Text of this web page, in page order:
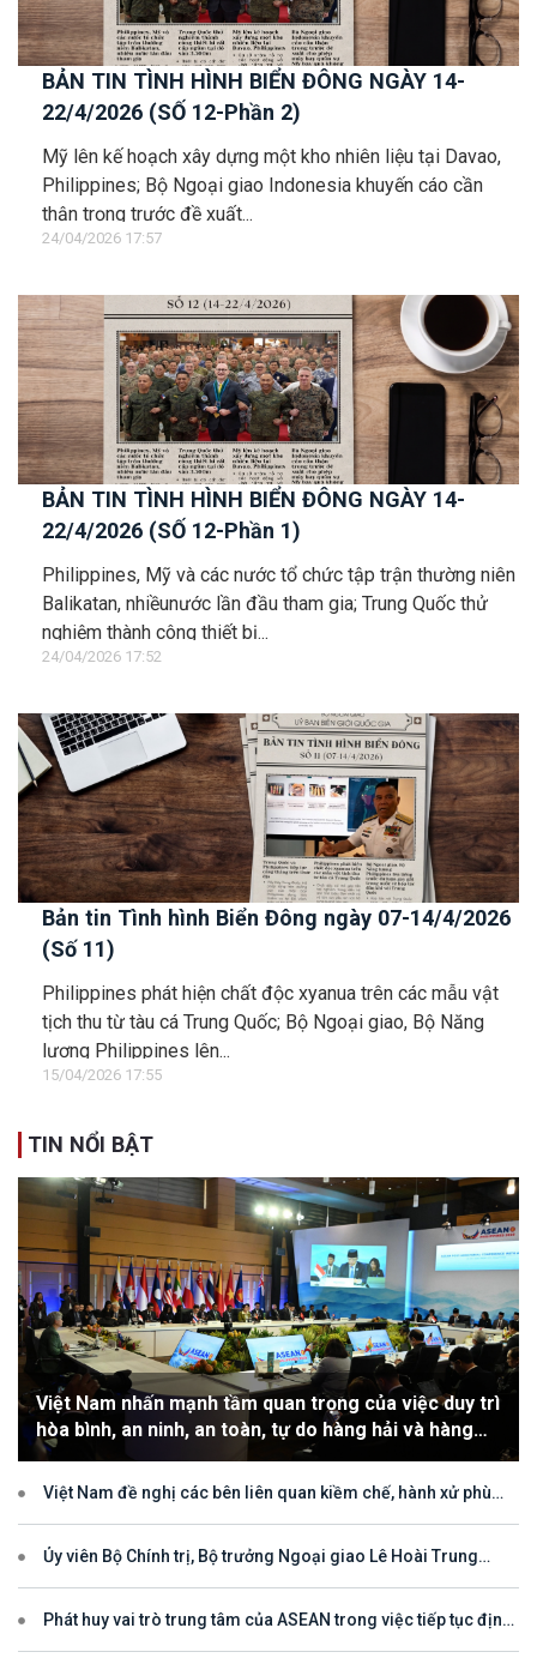
BẢN TIN TÌNH HÌNH BIỂN ĐÔNG NGÀY 14-
22/4/2026 (SỐ 12-Phần 2)
Mỹ lên kế hoạch xây dựng một kho nhiên liệu tại Davao,
Philippines; Bộ Ngoại giao Indonesia khuyến cáo cần
thận trọng trước đề xuất...
24/04/2026 17:57
BẢN TIN TÌNH HÌNH BIỂN ĐÔNG NGÀY 14-
22/4/2026 (SỐ 12-Phần 1)
Philippines, Mỹ và các nước tổ chức tập trận thường niên
Balikatan, nhiềunước lần đầu tham gia; Trung Quốc thử
nghiệm thành công thiết bị...
24/04/2026 17:52
Bản tin Tình hình Biển Đông ngày 07-14/4/2026
(Số 11)
Philippines phát hiện chất độc xyanua trên các mẫu vật
tịch thu từ tàu cá Trung Quốc; Bộ Ngoại giao, Bộ Năng
lượng Philippines lên...
15/04/2026 17:55
TIN NỔI BẬT
Việt Nam nhấn mạnh tầm quan trọng của việc duy trì
hòa bình, an ninh, an toàn, tự do hàng hải và hàng
không
Việt Nam đề nghị các bên liên quan kiềm chế, hành xử phù
phán đối với vùng đặc quyền kinh tế và thềm lục địa của quốc gia
ven biển
Ủy viên Bộ Chính trị, Bộ trưởng Ngoại giao Lê Hoài Trung
Phát huy vai trò trung tâm của ASEAN trong việc tiếp tục định